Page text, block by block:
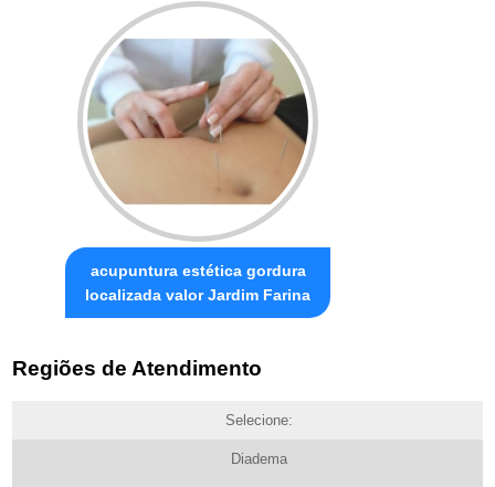
acupuntura estética gordura
localizada valor Jardim Farina
Regiões de Atendimento
Selecione:
Diadema